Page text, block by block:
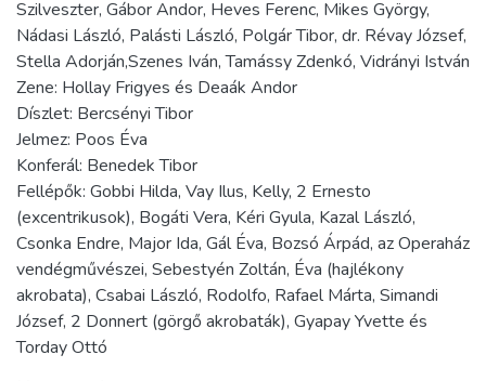
Szilveszter, Gábor Andor, Heves Ferenc, Mikes György,
Nádasi László, Palásti László, Polgár Tibor, dr. Révay József,
Stella Adorján,Szenes Iván, Tamássy Zdenkó, Vidrányi István
Zene: Hollay Frigyes és Deaák Andor
Díszlet: Bercsényi Tibor
Jelmez: Poos Éva
Konferál: Benedek Tibor
Fellépők: Gobbi Hilda, Vay Ilus, Kelly, 2 Ernesto
(excentrikusok), Bogáti Vera, Kéri Gyula, Kazal László,
Csonka Endre, Major Ida, Gál Éva, Bozsó Árpád, az Operaház
vendégművészei, Sebestyén Zoltán, Éva (hajlékony
akrobata), Csabai László, Rodolfo, Rafael Márta, Simandi
József, 2 Donnert (görgő akrobaták), Gyapay Yvette és
Torday Ottó